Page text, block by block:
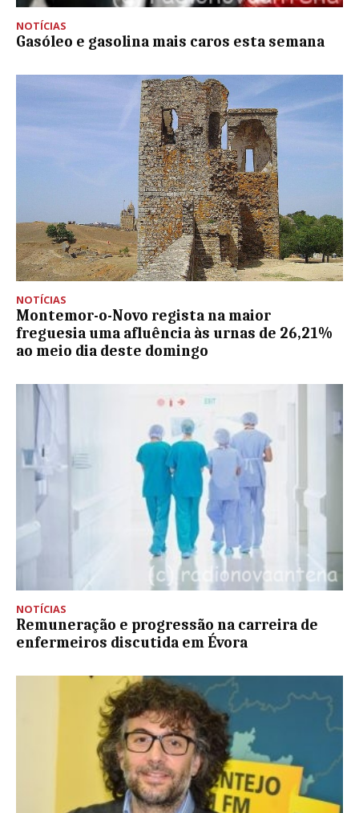
NOTÍCIAS
Gasóleo e gasolina mais caros esta semana
NOTÍCIAS
Montemor-o-Novo regista na maior
freguesia uma afluência às urnas de 26,21%
ao meio dia deste domingo
NOTÍCIAS
Remuneração e progressão na carreira de
enfermeiros discutida em Évora